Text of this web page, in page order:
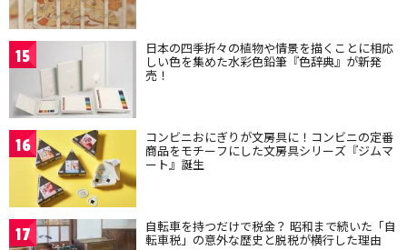
15 日本の四季折々の植物や情景を描くことに相応
しい色を集めた水彩色鉛筆『色辞典』が新発
売！
16 コンビニおにぎりが文房具に！コンビニの定番
商品をモチーフにした文房具シリーズ『ジムマ
ート』誕生
17 自転車を持つだけで税金？ 昭和まで続いた「自
転車税」の意外な歴史と脱税が横行した理由